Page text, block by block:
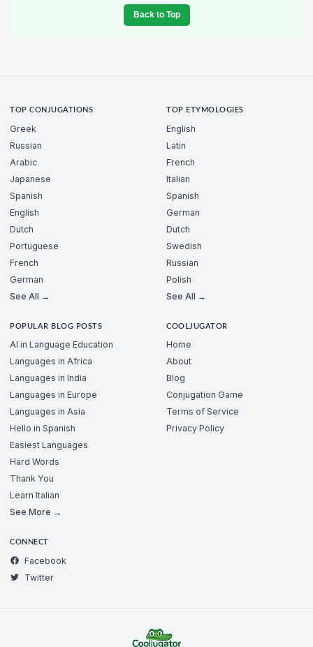
Back to Top
TOP CONJUGATIONS
Greek
Russian
Arabic
Japanese
Spanish
English
Dutch
Portuguese
French
German
See All →
TOP ETYMOLOGIES
English
Latin
French
Italian
Spanish
German
Dutch
Swedish
Russian
Polish
See All →
POPULAR BLOG POSTS
AI in Language Education
Languages in Africa
Languages in India
Languages in Europe
Languages in Asia
Hello in Spanish
Easiest Languages
Hard Words
Thank You
Learn Italian
See More →
COOLJUGATOR
Home
About
Blog
Conjugation Game
Terms of Service
Privacy Policy
CONNECT
Facebook
Twitter